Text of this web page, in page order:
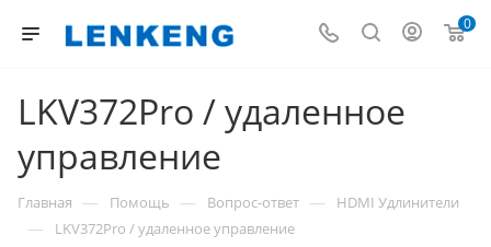
0
LKV372Pro / удаленное
управление
Главная — Помощь — Вопрос-ответ — HDMI Удлинители
— LKV372Pro / удаленное управление